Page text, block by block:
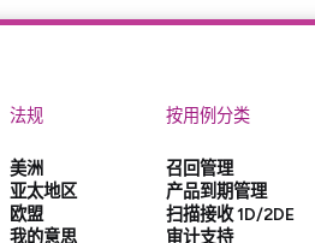
法规
美洲
亚太地区
欧盟
我的意思
按用例分类
召回管理
产品到期管理
扫描接收 1D/2DE
审计支持